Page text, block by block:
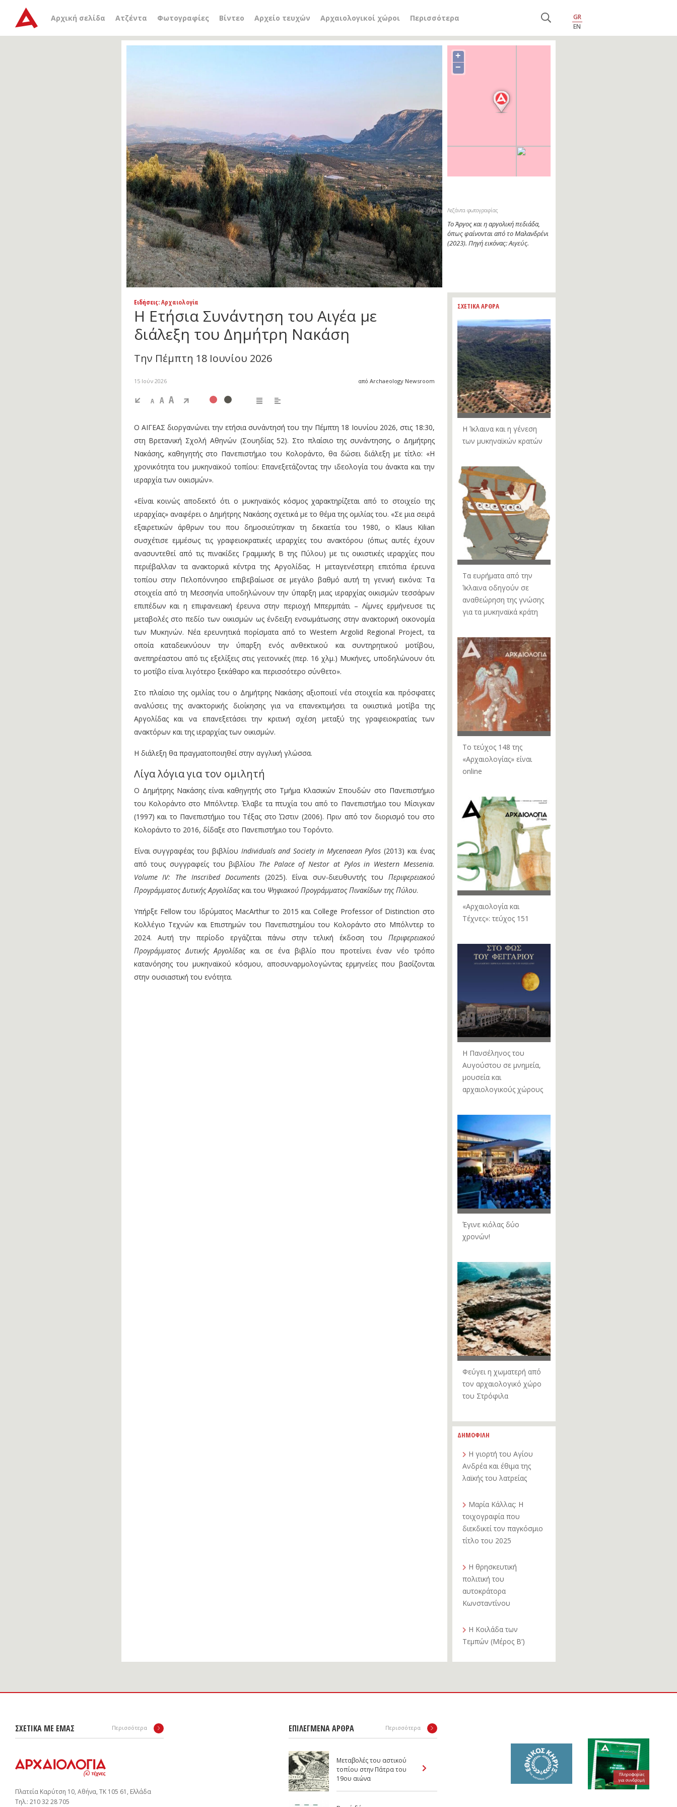
Αρχική σελίδα Ατζέντα Φωτογραφίες Βίντεο Αρχείο τευχών Αρχαιολογικοί χώροι Περισσότερα
GR
EN
+
−
Λεζάντα φωτογραφίας
Το Άργος και η αργολική πεδιάδα,
όπως φαίνονται από το Μαλανδρένι
(2023). Πηγή εικόνας: Αιγεύς.
Ειδήσεις: Αρχαιολογία
Η Ετήσια Συνάντηση του Αιγέα με
διάλεξη του Δημήτρη Νακάση
Την Πέμπτη 18 Ιουνίου 2026
15 Ιούν 2026 από Archaeology Newsroom
A A A
Ο ΑΙΓΕΑΣ διοργανώνει την ετήσια συνάντησή του την Πέμπτη 18 Ιουνίου 2026, στις 18:30,
στη Βρετανική Σχολή Αθηνών (Σουηδίας 52). Στο πλαίσιο της συνάντησης, ο Δημήτρης
Νακάσης, καθηγητής στο Πανεπιστήμιο του Κολοράντο, θα δώσει διάλεξη με τίτλο: «Η
χρονικότητα του μυκηναϊκού τοπίου: Επανεξετάζοντας την ιδεολογία του άνακτα και την
ιεραρχία των οικισμών».
«Είναι κοινώς αποδεκτό ότι ο μυκηναϊκός κόσμος χαρακτηρίζεται από το στοιχείο της
ιεραρχίας» αναφέρει ο Δημήτρης Νακάσης σχετικά με το θέμα της ομιλίας του. «Σε μια σειρά
εξαιρετικών άρθρων του που δημοσιεύτηκαν τη δεκαετία του 1980, ο Klaus Kilian
συσχέτισε εμμέσως τις γραφειοκρατικές ιεραρχίες του ανακτόρου (όπως αυτές έχουν
ανασυντεθεί από τις πινακίδες Γραμμικής Β της Πύλου) με τις οικιστικές ιεραρχίες που
περιέβαλλαν τα ανακτορικά κέντρα της Αργολίδας. Η μεταγενέστερη επιτόπια έρευνα
τοπίου στην Πελοπόννησο επιβεβαίωσε σε μεγάλο βαθμό αυτή τη γενική εικόνα: Τα
στοιχεία από τη Μεσσηνία υποδηλώνουν την ύπαρξη μιας ιεραρχίας οικισμών τεσσάρων
επιπέδων και η επιφανειακή έρευνα στην περιοχή Μπερμπάτι – Λίμνες ερμήνευσε τις
μεταβολές στο πεδίο των οικισμών ως ένδειξη ενσωμάτωσης στην ανακτορική οικονομία
των Μυκηνών. Νέα ερευνητικά πορίσματα από το Western Argolid Regional Project, τα
οποία καταδεικνύουν την ύπαρξη ενός ανθεκτικού και συντηρητικού μοτίβου,
ανεπηρέαστου από τις εξελίξεις στις γειτονικές (περ. 16 χλμ.) Μυκήνες, υποδηλώνουν ότι
το μοτίβο είναι λιγότερο ξεκάθαρο και περισσότερο σύνθετο».
Στο πλαίσιο της ομιλίας του ο Δημήτρης Νακάσης αξιοποιεί νέα στοιχεία και πρόσφατες
αναλύσεις της ανακτορικής διοίκησης για να επανεκτιμήσει τα οικιστικά μοτίβα της
Αργολίδας και να επανεξετάσει την κριτική σχέση μεταξύ της γραφειοκρατίας των
ανακτόρων και της ιεραρχίας των οικισμών.
Η διάλεξη θα πραγματοποιηθεί στην αγγλική γλώσσα.
Λίγα λόγια για τον ομιλητή
Ο Δημήτρης Νακάσης είναι καθηγητής στο Τμήμα Κλασικών Σπουδών στο Πανεπιστήμιο
του Κολοράντο στο Μπόλντερ. Έλαβε τα πτυχία του από το Πανεπιστήμιο του Μίσιγκαν
(1997) και το Πανεπιστήμιο του Τέξας στο Ώστιν (2006). Πριν από τον διορισμό του στο
Κολοράντο το 2016, δίδαξε στο Πανεπιστήμιο του Τορόντο.
Είναι συγγραφέας του βιβλίου Individuals and Society in Mycenaean Pylos (2013) και ένας
από τους συγγραφείς του βιβλίου The Palace of Nestor at Pylos in Western Messenia.
Volume IV: The Inscribed Documents(2025). Είναι συν-διευθυντής του Περιφερειακού
Προγράμματος Δυτικής Αργολίδαςκαι του Ψηφιακού Προγράμματος Πινακίδων της Πύλου.
Υπήρξε Fellow του Ιδρύματος MacArthur το 2015 και College Professor of Distinction στο
Κολλέγιο Τεχνών και Επιστημών του Πανεπιστημίου του Κολοράντο στο Μπόλντερ το
2024. Αυτή την περίοδο εργάζεται πάνω στην τελική έκδοση του Περιφερειακού
Προγράμματος Δυτικής Αργολίδαςκαι σε ένα βιβλίο που προτείνει έναν νέο τρόπο
κατανόησης του μυκηναϊκού κόσμου, αποσυναρμολογώντας ερμηνείες που βασίζονται
στην ουσιαστική του ενότητα.
ΣΧΕΤΙΚΑ ΑΡΘΡΑ
Η Ίκλαινα και η γένεση
των μυκηναϊκών κρατών
Τα ευρήματα από την
Ίκλαινα οδηγούν σε
αναθεώρηση της γνώσης
για τα μυκηναϊκά κράτη
Το τεύχος 148 της
«Αρχαιολογίας» είναι
online
«Αρχαιολογία και
Τέχνες»: τεύχος 151
Η Πανσέληνος του
Αυγούστου σε μνημεία,
μουσεία και
αρχαιολογικούς χώρους
Έγινε κιόλας δύο
χρονών!
Φεύγει η χωματερή από
τον αρχαιολογικό χώρο
του Στρόφιλα
ΔΗΜΟΦΙΛΗ
Η γιορτή του Αγίου
Ανδρέα και έθιμα της
λαϊκής του λατρείας
Μαρία Κάλλας: Η
τοιχογραφία που
διεκδικεί τον παγκόσμιο
τίτλο του 2025
Η θρησκευτική
πολιτική του
αυτοκράτορα
Κωνσταντίνου
Η Κοιλάδα των
Τεμπών (Μέρος Β’)
ΣΧΕΤΙΚΑ ΜΕ ΕΜΑΣ Περισσότερα
Πλατεία Καρύτση 10, Αθήνα, ΤΚ 105 61, Ελλάδα
Tηλ.: 210 32 28 705
ΕΠΙΛΕΓΜΕΝΑ ΑΡΘΡΑ Περισσότερα
Μεταβολές του αστικού
τοπίου στην Πάτρα του
19ου αιώνα